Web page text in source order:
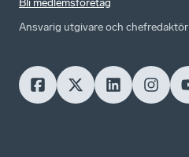
Bli medlemsföretag
Ansvarig utgivare och chefredaktör